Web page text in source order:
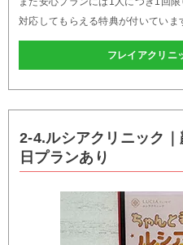
対応してもらえる特典が付いていま
フレイアクリニ
2-4.ルシアクリニック
日プランあり